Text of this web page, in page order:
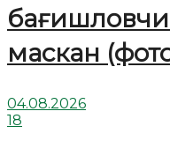
маскан
04.08.2026
18